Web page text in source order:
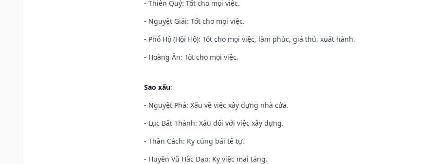
- Thiên Quý: Tốt cho mọi việc.
- Nguyệt Giải: Tốt cho mọi việc.
- Phổ Hộ (Hội Hộ): Tốt cho mọi việc, làm phúc, giá thú, xuất hành.
- Hoàng Ân: Tốt cho mọi việc.
Sao xấu:
- Nguyệt Phá: Xấu về việc xây dựng nhà cửa.
- Lục Bất Thành: Xấu đối với việc xây dựng.
- Thần Cách: Kỵ cúng bái tế tự.
- Huyền Vũ Hắc Đạo: Kỵ việc mai táng.